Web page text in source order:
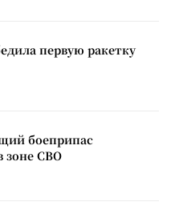
первую ракетку
боеприпас
зоне СВО